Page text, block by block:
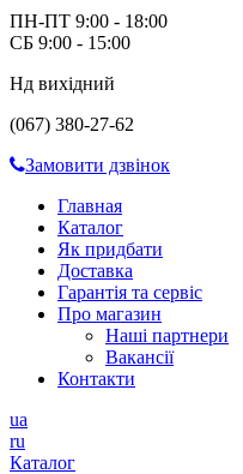
ПН-ПТ 9:00 - 18:00
СБ 9:00 - 15:00
Нд вихідний
(067) 380-27-62
Замовити дзвінок
Главная
Каталог
Як придбати
Доставка
Гарантія та сервіс
Про магазин
Наші партнери
Вакансії
Контакти
ua
ru
Каталог